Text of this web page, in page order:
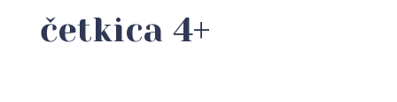
četkica 4+